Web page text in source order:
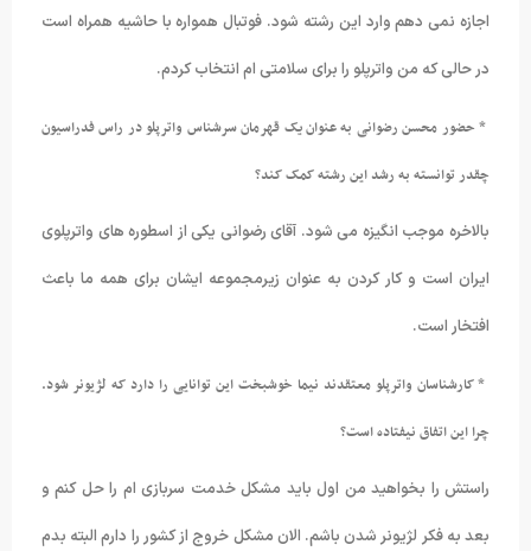
اجازه نمی دهم وارد این رشته شود. فوتبال همواره با حاشیه همراه است
در حالی که من واترپلو را برای سلامتی ام انتخاب کردم.
* حضور محسن رضوانی به عنوان یک قهرمان سرشناس واترپلو در راس فدراسیون
چقدر توانسته به رشد این رشته کمک کند؟
بالاخره موجب انگیزه می شود. آقای رضوانی یکی از اسطوره های واترپلوی
ایران است و کار کردن به عنوان زیرمجموعه ایشان برای همه ما باعث
افتخار است.
* کارشناسان واترپلو معتقدند نیما خوشبخت این توانایی را دارد که لژیونر شود.
چرا این اتفاق نیفتاده است؟
راستش را بخواهید من اول باید مشکل خدمت سربازی ام را حل کنم و
بعد به فکر لژیونر شدن باشم. الان مشکل خروج از کشور را دارم البته بدم